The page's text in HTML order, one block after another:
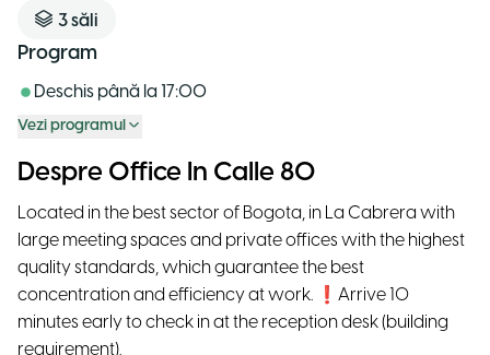
3săli
Program
Deschis până la 17:00
Vezi programul
Despre Office In Calle 80
Located in the best sector of Bogota, in La Cabrera with
large meeting spaces and private offices with the highest
quality standards, which guarantee the best
concentration and efficiency at work. ❗Arrive 10
minutes early to check in at the reception desk (building
requirement).